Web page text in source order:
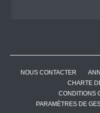
NOUS CONTACTER
CHARTE
CONDITIONS
PARAMÈTRES DE